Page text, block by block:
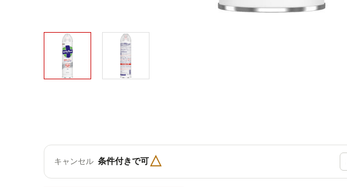
キャンセル 条件付きで可△